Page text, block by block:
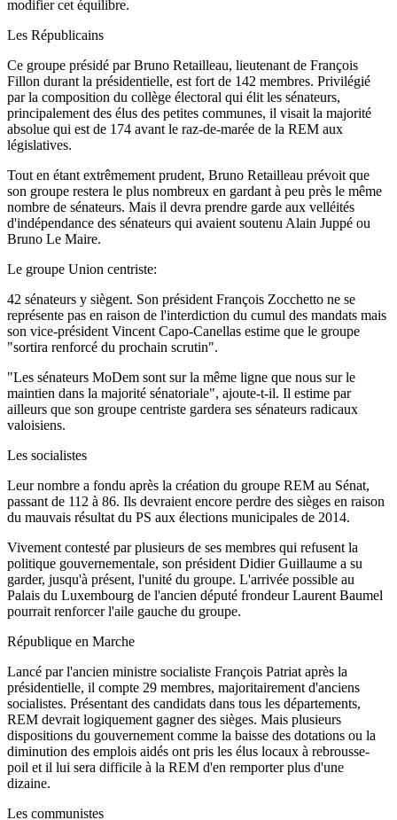
modifier cet équilibre.
Les Républicains
Ce groupe présidé par Bruno Retailleau, lieutenant de François
Fillon durant la présidentielle, est fort de 142 membres. Privilégié
par la composition du collège électoral qui élit les sénateurs,
principalement des élus des petites communes, il visait la majorité
absolue qui est de 174 avant le raz-de-marée de la REM aux
législatives.
Tout en étant extrêmement prudent, Bruno Retailleau prévoit que
son groupe restera le plus nombreux en gardant à peu près le même
nombre de sénateurs. Mais il devra prendre garde aux velléités
d'indépendance des sénateurs qui avaient soutenu Alain Juppé ou
Bruno Le Maire.
Le groupe Union centriste:
42 sénateurs y siègent. Son président François Zocchetto ne se
représente pas en raison de l'interdiction du cumul des mandats mais
son vice-président Vincent Capo-Canellas estime que le groupe
"sortira renforcé du prochain scrutin".
"Les sénateurs MoDem sont sur la même ligne que nous sur le
maintien dans la majorité sénatoriale", ajoute-t-il. Il estime par
ailleurs que son groupe centriste gardera ses sénateurs radicaux
valoisiens.
Les socialistes
Leur nombre a fondu après la création du groupe REM au Sénat,
passant de 112 à 86. Ils devraient encore perdre des sièges en raison
du mauvais résultat du PS aux élections municipales de 2014.
Vivement contesté par plusieurs de ses membres qui refusent la
politique gouvernementale, son président Didier Guillaume a su
garder, jusqu'à présent, l'unité du groupe. L'arrivée possible au
Palais du Luxembourg de l'ancien député frondeur Laurent Baumel
pourrait renforcer l'aile gauche du groupe.
République en Marche
Lancé par l'ancien ministre socialiste François Patriat après la
présidentielle, il compte 29 membres, majoritairement d'anciens
socialistes. Présentant des candidats dans tous les départements,
REM devrait logiquement gagner des sièges. Mais plusieurs
dispositions du gouvernement comme la baisse des dotations ou la
diminution des emplois aidés ont pris les élus locaux à rebrousse-
poil et il lui sera difficile à la REM d'en remporter plus d'une
dizaine.
Les communistes